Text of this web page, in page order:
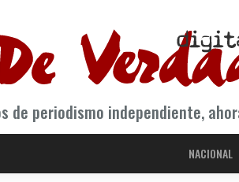
de periodismo independiente,
NACIONAL